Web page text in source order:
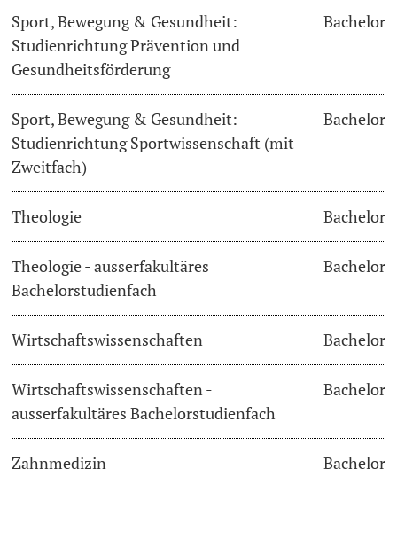
Sport, Bewegung & Gesundheit:
Studienrichtung Prävention und
Gesundheitsförderung
Bachelor
Sport, Bewegung & Gesundheit:
Studienrichtung Sportwissenschaft (mit
Zweitfach)
Bachelor
Theologie Bachelor
Theologie - ausserfakultäres
Bachelorstudienfach
Bachelor
Wirtschaftswissenschaften Bachelor
Wirtschaftswissenschaften -
ausserfakultäres Bachelorstudienfach
Bachelor
Zahnmedizin Bachelor